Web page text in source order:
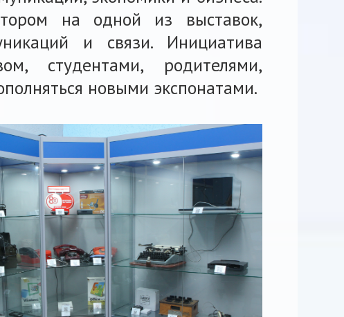
на одной из выставок,
и связи. Инициатива
студентами, родителями,
новыми экспонатами.